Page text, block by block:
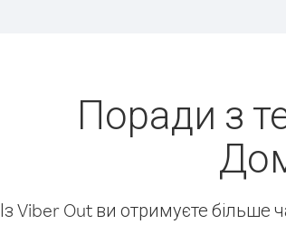
Поради з
Із Viber Out ви отримуєте більше